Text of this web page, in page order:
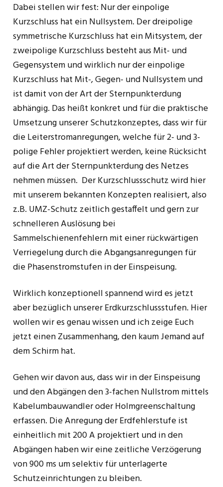
Dabei stellen wir fest: Nur der einpolige
Kurzschluss hat ein Nullsystem. Der dreipolige
symmetrische Kurzschluss hat ein Mitsystem, der
zweipolige Kurzschluss besteht aus Mit- und
Gegensystem und wirklich nur der einpolige
Kurzschluss hat Mit-, Gegen- und Nullsystem und
ist damit von der Art der Sternpunkterdung
abhängig. Das heißt konkret und für die praktische
Umsetzung unserer Schutzkonzeptes, dass wir für
die Leiterstromanregungen, welche für 2- und 3-
polige Fehler projektiert werden, keine Rücksicht
auf die Art der Sternpunkterdung des Netzes
nehmen müssen. Der Kurzschlussschutz wird hier
mit unserem bekannten Konzepten realisiert, also
z.B. UMZ-Schutz zeitlich gestaffelt und gern zur
schnelleren Auslösung bei
Sammelschienenfehlern mit einer rückwärtigen
Verriegelung durch die Abgangsanregungen für
die Phasenstromstufen in der Einspeisung.
Wirklich konzeptionell spannend wird es jetzt
aber bezüglich unserer Erdkurzschlussstufen. Hier
wollen wir es genau wissen und ich zeige Euch
jetzt einen Zusammenhang, den kaum Jemand auf
dem Schirm hat.
Gehen wir davon aus, dass wir in der Einspeisung
und den Abgängen den 3-fachen Nullstrom mittels
Kabelumbauwandler oder Holmgreenschaltung
erfassen. Die Anregung der Erdfehlerstufe ist
einheitlich mit 200 A projektiert und in den
Abgängen haben wir eine zeitliche Verzögerung
von 900 ms um selektiv für unterlagerte
Schutzeinrichtungen zu bleiben.